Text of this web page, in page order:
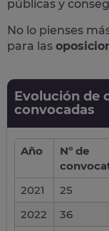
públicas y
No lo pienses
para las
Evolución de
convocadas
Año
Nº de
2021
25
2022
36